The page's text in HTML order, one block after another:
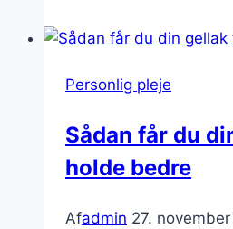
attraktive
Personlig pleje
Sådan får du
holde bedre
Afadmin 27.